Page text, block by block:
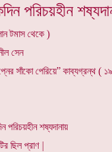
পরিচয়হীন
টমাস থেকে )
সেন
সাঁকো পেরিয়ে” কাব্যগ্রন্থ (
পরিচয়হীন শষ্যদানায়
ছিল প্রাণ |